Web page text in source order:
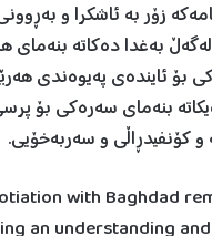
زۆر بە ئاشکرا و
لەگەڵ بەغدا دەکاتە
بۆ ئايندەی پەيوەندی
بنەمای سەرەکی بۆ
و کۆنفيدڕاڵی و سەربەخۆیی.
with Baghdad
an understanding